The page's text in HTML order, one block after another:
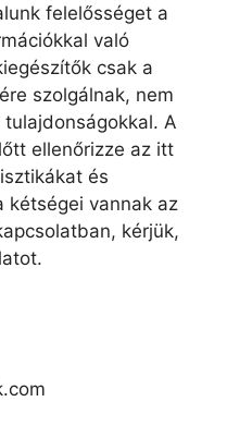
felelősséget a
való
csak a
szolgálnak, nem
A
ellenőrizze az itt
és
kétségei vannak az
kérjük,